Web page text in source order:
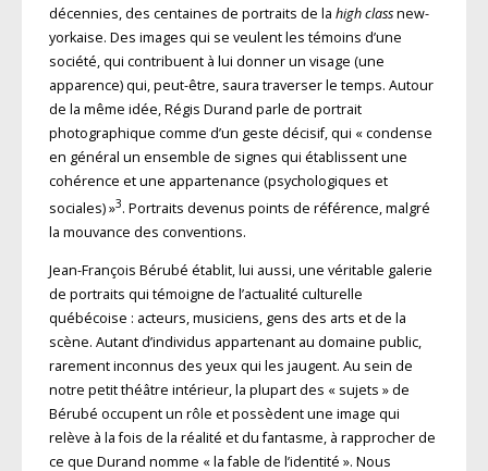
décennies, des centaines de portraits de la high classnew-
yorkaise. Des images qui se veulent les témoins d’une
société, qui contribuent à lui donner un visage (une
apparence) qui, peut-être, saura traverser le temps. Autour
de la même idée, Régis Durand parle de portrait
photographique comme d’un geste décisif, qui « condense
en général un ensemble de signes qui établissent une
cohérence et une appartenance (psychologiques et
sociales) »3. Portraits devenus points de référence, malgré
la mouvance des conventions.
Jean-François Bérubé établit, lui aussi, une véritable galerie
de portraits qui témoigne de l’actualité culturelle
québécoise : acteurs, musiciens, gens des arts et de la
scène. Autant d’individus appartenant au domaine public,
rarement inconnus des yeux qui les jaugent. Au sein de
notre petit théâtre intérieur, la plupart des « sujets » de
Bérubé occupent un rôle et possèdent une image qui
relève à la fois de la réalité et du fantasme, à rapprocher de
ce que Durand nomme « la fable de l’identité ». Nous